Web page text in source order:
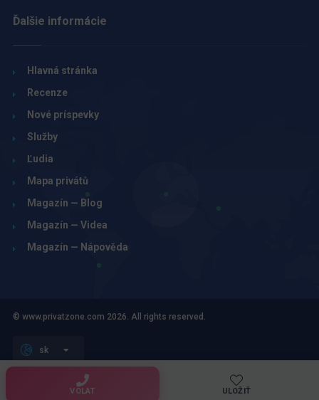
VOLAT ULOŽIŤ
Ďalšie informácie
Hlavná stránka
Recenze
Nové príspevky
Služby
Ľudia
Mapa privátů
Magazín — Blog
Magazín — Videa
Magazín — Nápověda
© www.privatzone.com 2026. All rights reserved.
sk
Obchodní podmínky pro inzerenty, tvůrce a uživatele webu
Zásady zpracování osobních údajů